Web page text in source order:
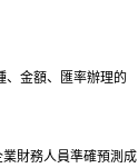
、金額、匯率辦理的
財務人員準確預測成